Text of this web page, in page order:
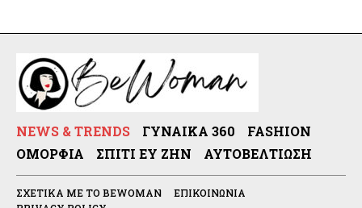
NEWS & TRENDS ΓΥΝΑΊΚΑ 360
FASHION
ΟΜΟΡΦΙΆ
ΣΠΊΤΙ ΕΥ ΖΗΝ ΑΥΤΟΒΕΛΤΊΩΣΗ
ΣΧΕΤΙΚΆ ΜΕ ΤΟ BEWOMAN
ΕΠΙΚΟΙΝΩΝΊΑ